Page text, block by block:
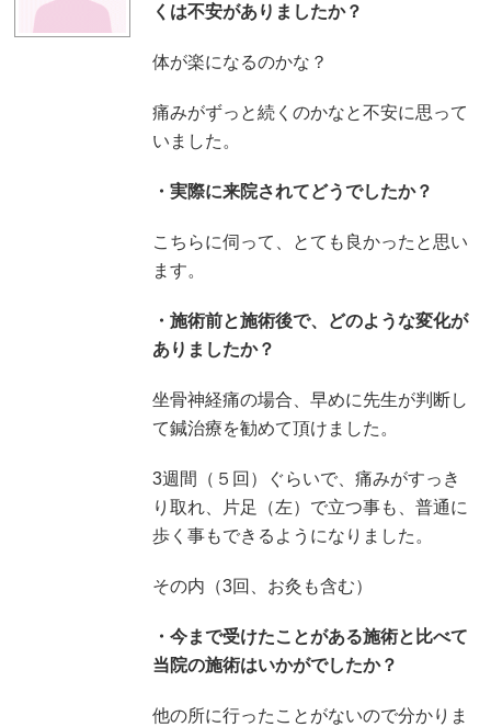
くは不安がありましたか？
体が楽になるのかな？
痛みがずっと続くのかなと不安に思って
いました。
・実際に来院されてどうでしたか？
こちらに伺って、とても良かったと思い
ます。
・施術前と施術後で、どのような変化が
ありましたか？
坐骨神経痛の場合、早めに先生が判断し
て鍼治療を勧めて頂けました。
3週間（５回）ぐらいで、痛みがすっき
り取れ、片足（左）で立つ事も、普通に
歩く事もできるようになりました。
その内（3回、お灸も含む）
・今まで受けたことがある施術と比べて
当院の施術はいかがでしたか？
他の所に行ったことがないので分かりま